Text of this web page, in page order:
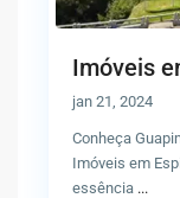
Imóveis
jan 21, 2024
Conheça
Imóveis em
essência ...